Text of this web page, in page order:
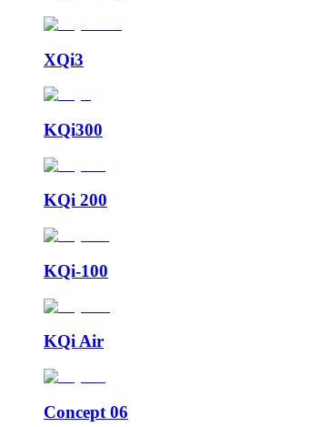
XQi3
KQi300
KQi 200
KQi-100
KQi Air
Concept 06